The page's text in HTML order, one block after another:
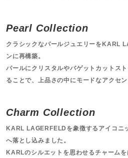
Pearl Collection
クラシックなパールジュエリーをKARL
ンに再構築。
パールにクリスタルやバゲットカットス
ることで、上品さの中にモードなアクセン
Charm Collection
KARL LAGERFELDを象徴するアイコニ
へ落とし込みました。
KARLのシルエットを思わせるチャーム